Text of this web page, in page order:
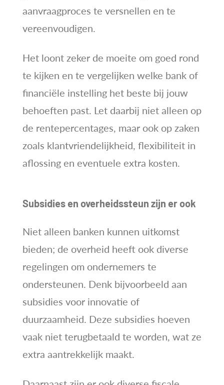
aanvraagproces te versnellen en te
vereenvoudigen.
Het loont zeker de moeite om goed rond
te kijken en te vergelijken welke bank of
financiële instelling het beste bij jouw
behoeften past. Let daarbij niet alleen op
de rentepercentages, maar ook op zaken
zoals klantvriendelijkheid, flexibiliteit in
aflossing en eventuele extra kosten.
Subsidies en overheidssteun zijn er ook
Niet alleen banken kunnen uitkomst
bieden; de overheid heeft ook diverse
regelingen om ondernemers te
ondersteunen. Denk bijvoorbeeld aan
subsidies voor innovatie of
duurzaamheid. Deze subsidies hoeven
vaak niet terugbetaald te worden, wat ze
extra aantrekkelijk maakt.